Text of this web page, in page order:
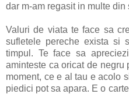
dar m-am regasit in multe
Valuri de viata te face sa
sufletele pereche exista si
timpul. Te face sa
aminteste ca oricat de negru
moment, ce e al tau e acolo
piedici pot sa apara. E o